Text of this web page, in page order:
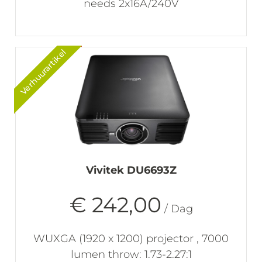
needs 2x16A/240V
Vivitek DU6693Z
€ 242,00 / Dag
WUXGA (1920 x 1200) projector , 7000
lumen throw: 1.73-2.27:1
Verhuurartikel